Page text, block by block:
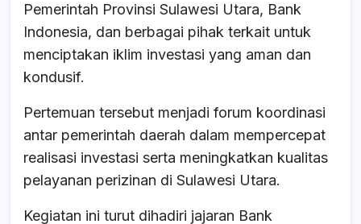
Pemerintah Provinsi Sulawesi Utara, Bank
Indonesia, dan berbagai pihak terkait untuk
menciptakan iklim investasi yang aman dan
kondusif.
Pertemuan tersebut menjadi forum koordinasi
antar pemerintah daerah dalam mempercepat
realisasi investasi serta meningkatkan kualitas
pelayanan perizinan di Sulawesi Utara.
Kegiatan ini turut dihadiri jajaran Bank